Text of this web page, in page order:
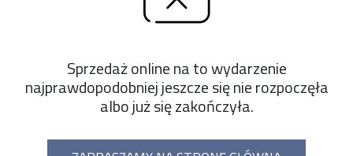
Sprzedaż online na to wydarzenie
najprawdopodobniej jeszcze się nie rozpoczęła
albo już się zakończyła.